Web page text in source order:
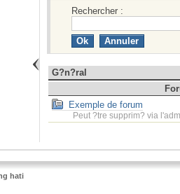
Rechercher :
G?n?ral
Exemple de forum
Peut ?tre supprim? via
hati